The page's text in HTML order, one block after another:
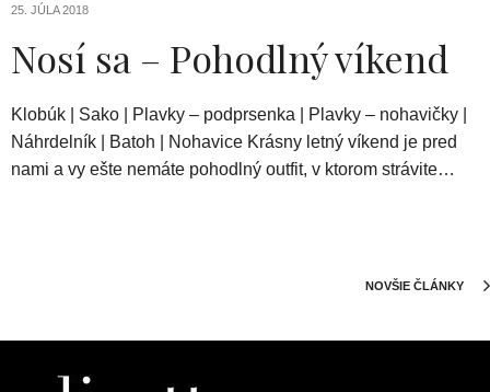
25. JÚLA 2018
Nosí sa – Pohodlný víkend
Klobúk | Sako | Plavky – podprsenka | Plavky – nohavičky |
Náhrdelník | Batoh | Nohavice Krásny letný víkend je pred
nami a vy ešte nemáte pohodlný outfit, v ktorom strávite…
NOVŠIE ČLÁNKY